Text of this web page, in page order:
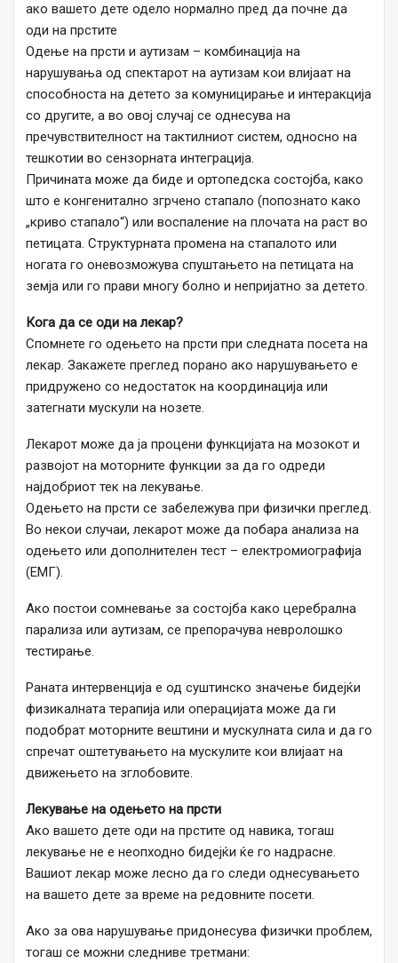
ако вашето дете одело нормално пред да почне да
оди на прстите
Одење на прсти и аутизам – комбинација на
нарушувања од спектарот на аутизам кои влијаат на
способноста на детето за комуницирање и интеракција
со другите, а во овој случај се однесува на
пречувствителност на тактилниот систем, односно на
тешкотии во сензорната интеграција.
Причината може да биде и ортопедска состојба, како
што е конгенитално згрчено стапало (попознато како
„криво стапало“) или воспаление на плочата на раст во
петицата. Структурната промена на стапалото или
ногата го оневозможува спуштањето на петицата на
земја или го прави многу болно и непријатно за детето.
Кога да се оди на лекар?
Спомнете го одењето на прсти при следната посета на
лекар. Закажете преглед порано ако нарушувањето е
придружено со недостаток на координација или
затегнати мускули на нозете.
Лекарот може да ја процени функцијата на мозокот и
развојот на моторните функции за да го одреди
најдобриот тек на лекување.
Одењето на прсти се забележува при физички преглед.
Во некои случаи, лекарот може да побара анализа на
одењето или дополнителен тест – електромиографија
(ЕМГ).
Ако постои сомневање за состојба како церебрална
парализа или аутизам, се препорачува невролошко
тестирање.
Раната интервенција е од суштинско значење бидејќи
физикалната терапија или операцијата може да ги
подобрат моторните вештини и мускулната сила и да го
спречат оштетувањето на мускулите кои влијаат на
движењето на зглобовите.
Лекување на одењето на прсти
Ако вашето дете оди на прстите од навика, тогаш
лекување не е неопходно бидејќи ќе го надрасне.
Вашиот лекар може лесно да го следи однесувањето
на вашето дете за време на редовните посети.
Ако за ова нарушување придонесува физички проблем,
тогаш се можни следниве третмани: